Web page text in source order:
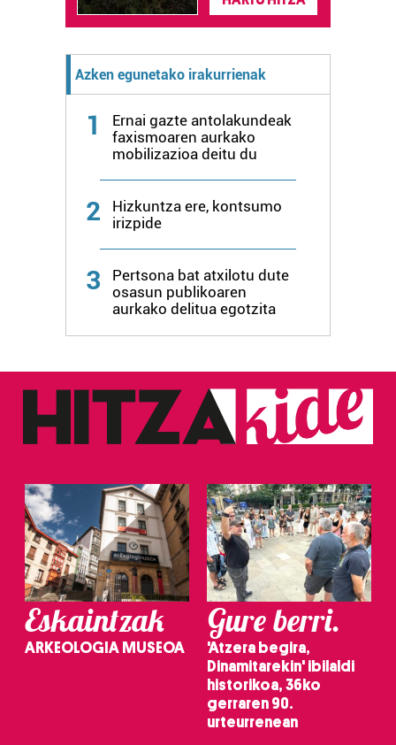
zerbitzuak hobetzeko asmoz, cookie teknologiaz
erabiltzeko baimen esplizitua ematen diguzu.
Azken egunetako irakurrienak
1
Ernai gazte antolakundeak
faxismoaren aurkako
mobilizazioa deitu du
2
Hizkuntza ere, kontsumo
irizpide
3
Pertsona bat atxilotu dute
osasun publikoaren
aurkako delitua egotzita
Eskaintzak
ARKEOLOGIA MUSEOA
Gure berri.
'Atzera begira,
Dinamitarekin' ibilaldi
historikoa, 36ko
gerraren 90.
urteurrenean